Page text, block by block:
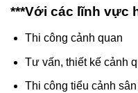
***Với các lĩnh vực
Thi công cảnh quan
Tư vấn, thiết kế cảnh
Thi công tiểu cảnh